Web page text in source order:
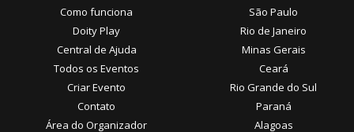
Como funciona
Doity Play
Central de Ajuda
Todos os Eventos
Criar Evento
Contato
Área do Organizador
São Paulo
Rio de Janeiro
Minas Gerais
Ceará
Rio Grande do Sul
Paraná
Alagoas